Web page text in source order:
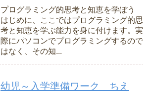
プログラミング的思考と知恵を学ぼう
はじめに、ここではプログラミング的思
考と知恵を学ぶ能力を身に付けます。実
際にパソコンでプログラミングするので
はなく、その知...
幼児～入学準備ワーク ちえ